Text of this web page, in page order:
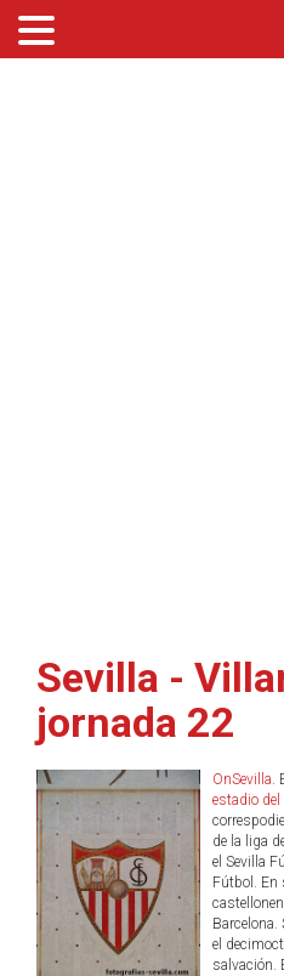
Sevilla -
jornada 22
OnSevilla.
estadio del
de la liga
el Sevilla
Fútbol. En
Barcelona.
el
salvación.